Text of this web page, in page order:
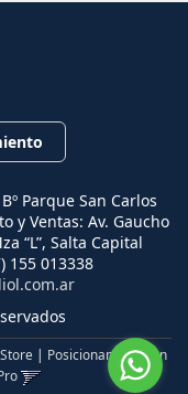
Parque San Carlos
y Ventas: Av. Gaucho
“L”, Salta Capital
155 013338
| Posicionamiento en